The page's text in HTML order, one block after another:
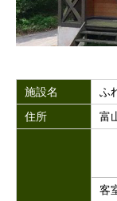
施設名
ふ
住所
富
客